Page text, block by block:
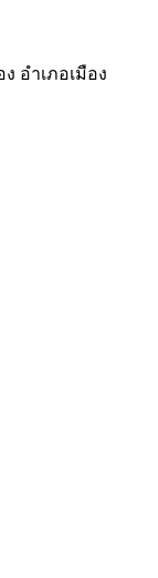
อำเภอเมือง